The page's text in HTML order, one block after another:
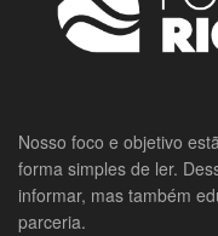
Nosso foco e objetivo
forma simples de ler.
informar, mas também
parceria.